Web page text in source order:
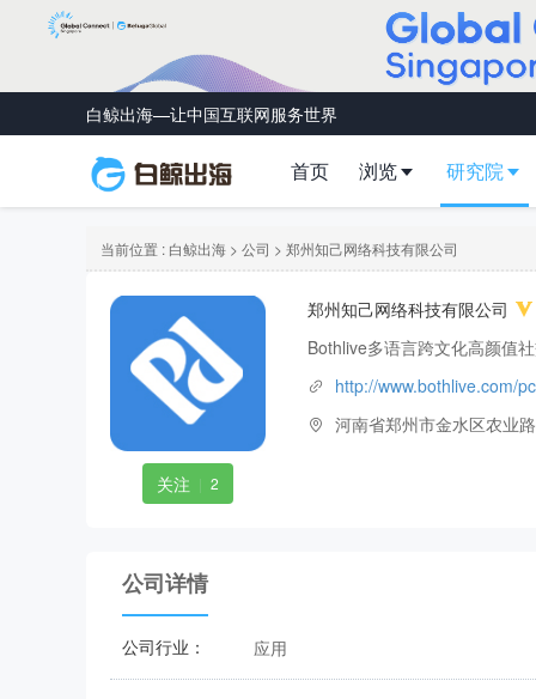
白鲸出海—让中国互联网服务世界
首页 浏览 研究院
当前位置 : 白鲸出海 > 公司 > 郑州知己网络科技有限公司
关注 | 2
郑州知己网络科技有限公司
Bothlive多语言跨文化高颜值
http://www.bothlive.com/
河南省郑州市金水区农业
公司详情
公司行业： 应用